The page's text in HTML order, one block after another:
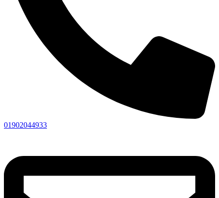
01902044933